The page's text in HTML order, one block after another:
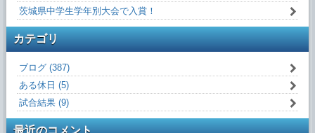
茨城県中学生学年別大会で入賞！
カテゴリ
ブログ (387)
ある休日 (5)
試合結果 (9)